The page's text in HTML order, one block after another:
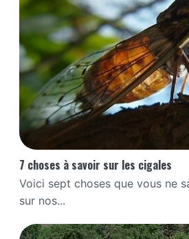
7 choses à savoir sur les cigales
Voici sept choses que vous ne
sur nos...